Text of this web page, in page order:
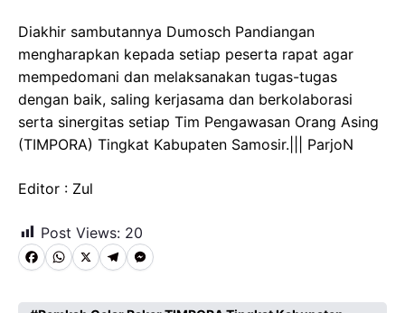
Diakhir sambutannya Dumosch Pandiangan
mengharapkan kepada setiap peserta rapat agar
mempedomani dan melaksanakan tugas-tugas
dengan baik, saling kerjasama dan berkolaborasi
serta sinergitas setiap Tim Pengawasan Orang Asing
(TIMPORA) Tingkat Kabupaten Samosir.||| ParjoN
Editor : Zul
Post Views: 20
F WX T M